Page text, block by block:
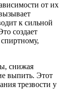
от их
к сильной
создает
снижая
выпить. Этот
трезвости у